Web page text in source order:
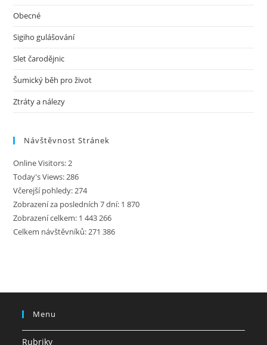
Obecné
Sigiho gulášování
Slet čarodějnic
Šumický běh pro život
Ztráty a nálezy
Návštěvnost Stránek
Online Visitors:2
Today's Views:286
Včerejší pohledy:274
Zobrazení za posledních 7 dní: 1 870
Zobrazení celkem: 1 443 266
Celkem návštěvníků:271 386
Menu
Rubriky